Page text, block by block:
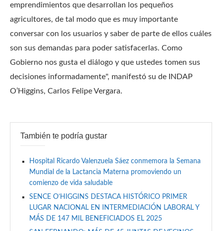
emprendimientos que desarrollan los pequeños
agricultores, de tal modo que es muy importante
conversar con los usuarios y saber de parte de ellos cuáles
son sus demandas para poder satisfacerlas. Como
Gobierno nos gusta el diálogo y que ustedes tomen sus
decisiones informadamente", manifestó su de INDAP
O’Higgins, Carlos Felipe Vergara.
También te podría gustar
Hospital Ricardo Valenzuela Sáez conmemora la Semana
Mundial de la Lactancia Materna promoviendo un
comienzo de vida saludable
SENCE O’HIGGINS DESTACA HISTÓRICO PRIMER
LUGAR NACIONAL EN INTERMEDIACIÓN LABORAL Y
MÁS DE 147 MIL BENEFICIADOS EL 2025